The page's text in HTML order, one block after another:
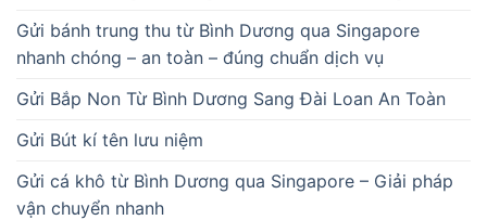
Gửi bánh trung thu từ Bình Dương qua Singapore
nhanh chóng – an toàn – đúng chuẩn dịch vụ
Gửi Bắp Non Từ Bình Dương Sang Đài Loan An Toàn
Gửi Bút kí tên lưu niệm
Gửi cá khô từ Bình Dương qua Singapore – Giải pháp
vận chuyển nhanh